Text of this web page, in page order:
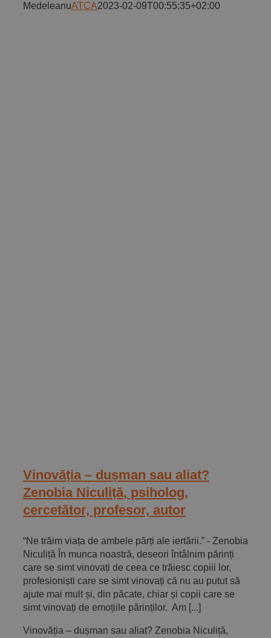
MedeleanuATCA2023-02-09T00:55:35+02:00
Vinovăția – dușman sau aliat?
Zenobia Niculiță, psiholog,
cercetător, profesor, autor
“Ne trăim viața de ambele părți ale iertării.” - Zenobia
Niculiță În munca noastră, deseori întâlnim părinți
care se simt vinovați de ceea ce trăiesc copiii lor,
profesioniști care se simt vinovați că nu au putut să
ajute mai mult și, din păcate, chiar și copii care se
simt vinovați de emoțiile părinților. Am [...]
Vinovăția – dușman sau aliat? Zenobia Niculiță,